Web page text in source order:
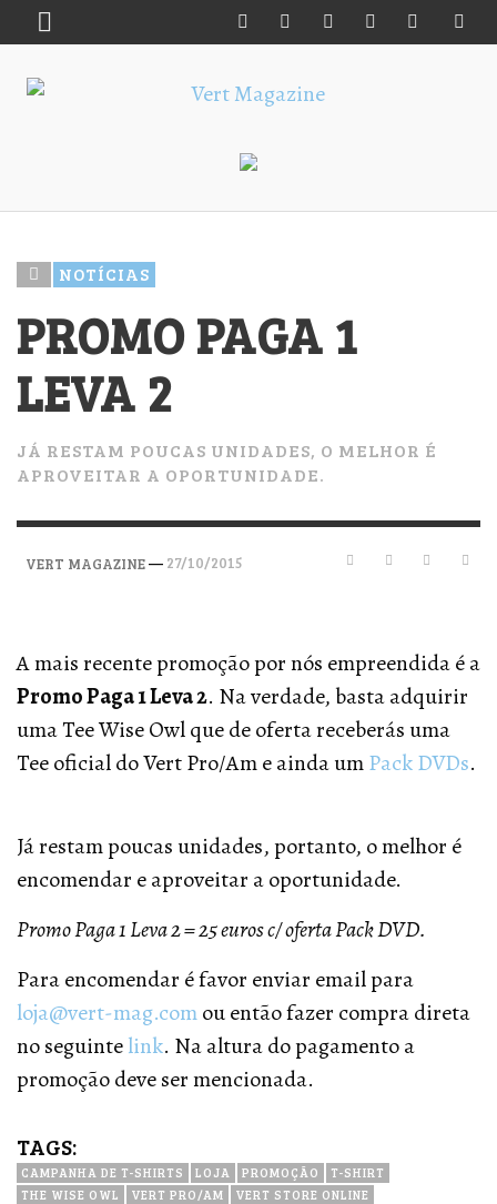
NOTÍCIAS
PROMO PAGA 1
LEVA 2
JÁ RESTAM POUCAS UNIDADES, O MELHOR É
APROVEITAR A OPORTUNIDADE.
VERT MAGAZINE— 27/10/2015
A mais recente promoção por nós empreendida é a
Promo Paga 1 Leva 2. Na verdade, basta adquirir
uma Tee Wise Owl que de oferta receberás uma
Tee oficial do Vert Pro/Am e ainda umPack DVDs.
Já restam poucas unidades, portanto, o melhor é
encomendar e aproveitar a oportunidade.
Promo Paga 1 Leva 2 = 25 euros c/ oferta Pack DVD.
Para encomendar é favor enviar email para
loja@vert-mag.comou então fazer compra direta
no seguintelink. Na altura do pagamento a
promoção deve ser mencionada.
TAGS:
CAMPANHA DE T-SHIRTS LOJA PROMOÇÃO
T-SHIRT
THE WISE OWL
VERT PRO/AM VERT STORE ONLINE